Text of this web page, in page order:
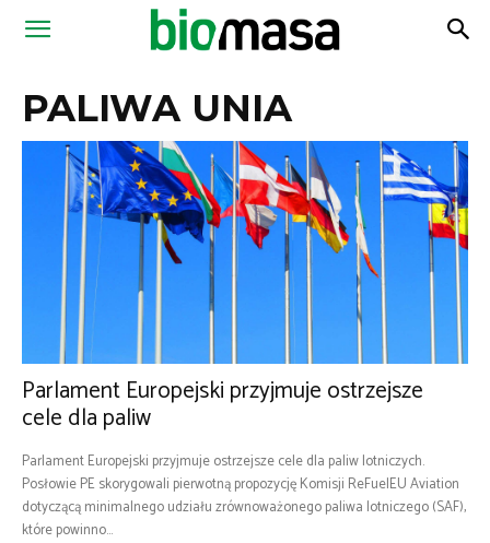
Magazyn
PALIWA UNIA
Parlament Europejski przyjmuje ostrzejsze
cele dla paliw
Parlament Europejski przyjmuje ostrzejsze cele dla paliw lotniczych.
Posłowie PE skorygowali pierwotną propozycję Komisji ReFuelEU Aviation
dotyczącą minimalnego udziału zrównoważonego paliwa lotniczego (SAF),
które powinno...